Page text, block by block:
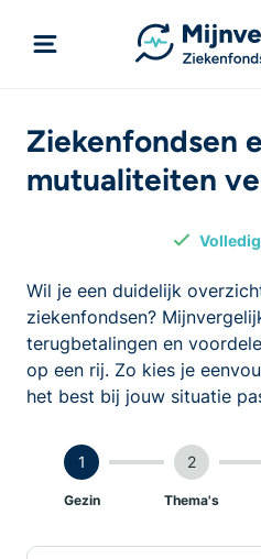
Ziekenfondsen
mutualiteiten
Volledig
Wil je een duidelijk
ziekenfondsen?
terugbetalingen en
op een rij. Zo kies je
het best bij jouw situatie
1
Gezin
2
Thema's